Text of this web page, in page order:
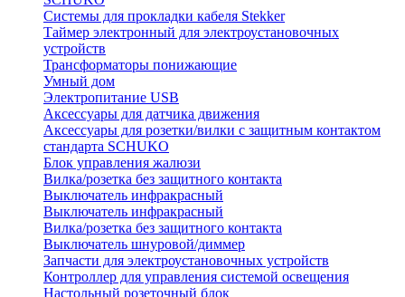
Системы для прокладки кабеля Stekker
Таймер электронный для электроустановочных
устройств
Трансформаторы понижающие
Умный дом
Электропитание USB
Аксессуары для датчика движения
Аксессуары для розетки/вилки с защитным контактом
стандарта SCHUKO
Блок управления жалюзи
Вилка/розетка без защитного контакта
Выключатель инфракрасный
Выключатель инфракрасный
Вилка/розетка без защитного контакта
Выключатель шнуровой/диммер
Запчасти для электроустановочных устройств
Контроллер для управления системой освещения
Настольный розеточный блок